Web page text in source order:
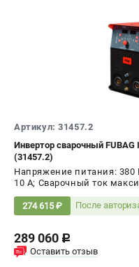
Артикул: 31457.2
Инвертор сварочный FUBAG INTIG 500 T AC/DC PULSE +горелка
(31457.2)
Напряжение питания:
10 А; Сварочный ток
Мощность: 12 кВт
274 615 ₽ После
289 060 c
Оставить отзыв